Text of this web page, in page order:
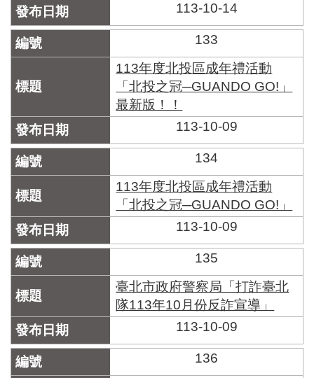
113-10-14
133
113年度北投區成年禮活動
「北投之冠─GUANDO GO!」
最新版！！
113-10-09
134
113年度北投區成年禮活動
「北投之冠─GUANDO GO!」
113-10-09
135
臺北市政府警察局「打詐臺北
隊113年10月份反詐宣導」
113-10-09
136